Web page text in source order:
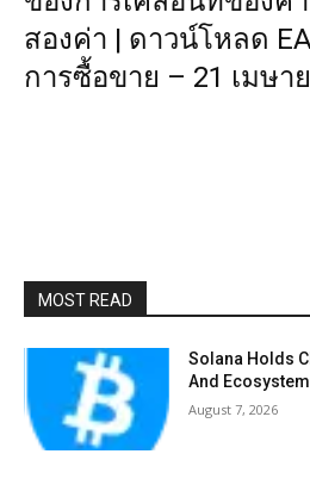
สองค่า | ดาวน์โหลด
การซื้อขาย – 21 เมษา
MOST READ
Solana Holds
And
August 7, 2026